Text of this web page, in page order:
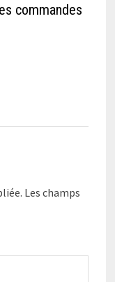
commandes
Les champs